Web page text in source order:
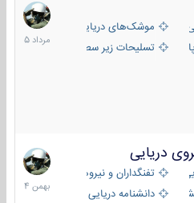
موشک‌های دریایی
تسلیحات زیر سطحی
2
مرداد
1405
دریایی
تفنگداران و نیروهای ویژه‌ی دریایی
مختلف
دانشنامه دریایی
22
بهمن
1404